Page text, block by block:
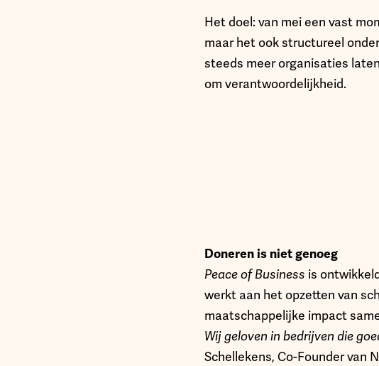
Het doel: van mei een vast
maar het ook structureel
steeds meer organisaties
om verantwoordelijkheid.
Doneren is niet genoeg
Peace of Business is
werkt aan het opzetten van
maatschappelijke impact
Wij geloven in bedrijven die
Schellekens, Co-Founder van